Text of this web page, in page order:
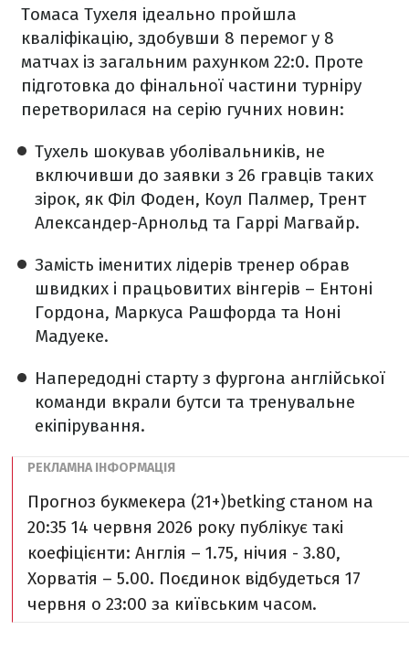
Томаса Тухеля ідеально пройшла
кваліфікацію, здобувши 8 перемог у 8
матчах із загальним рахунком 22:0. Проте
підготовка до фінальної частини турніру
перетворилася на серію гучних новин:
Тухель шокував уболівальників, не
включивши до заявки з 26 гравців таких
зірок, як Філ Фоден, Коул Палмер, Трент
Александер-Арнольд та Гаррі Магвайр.
Замість іменитих лідерів тренер обрав
швидких і працьовитих вінгерів – Ентоні
Гордона, Маркуса Рашфорда та Ноні
Мадуеке.
Напередодні старту з фургона англійської
команди вкрали бутси та тренувальне
екіпірування.
Прогноз букмекера (21+)betking станом на
20:35 14 червня 2026 року публікує такі
коефіцієнти: Англія – 1.75, нічия - 3.80,
Хорватія – 5.00. Поєдинок відбудеться 17
червня o 23:00 за київським часом.